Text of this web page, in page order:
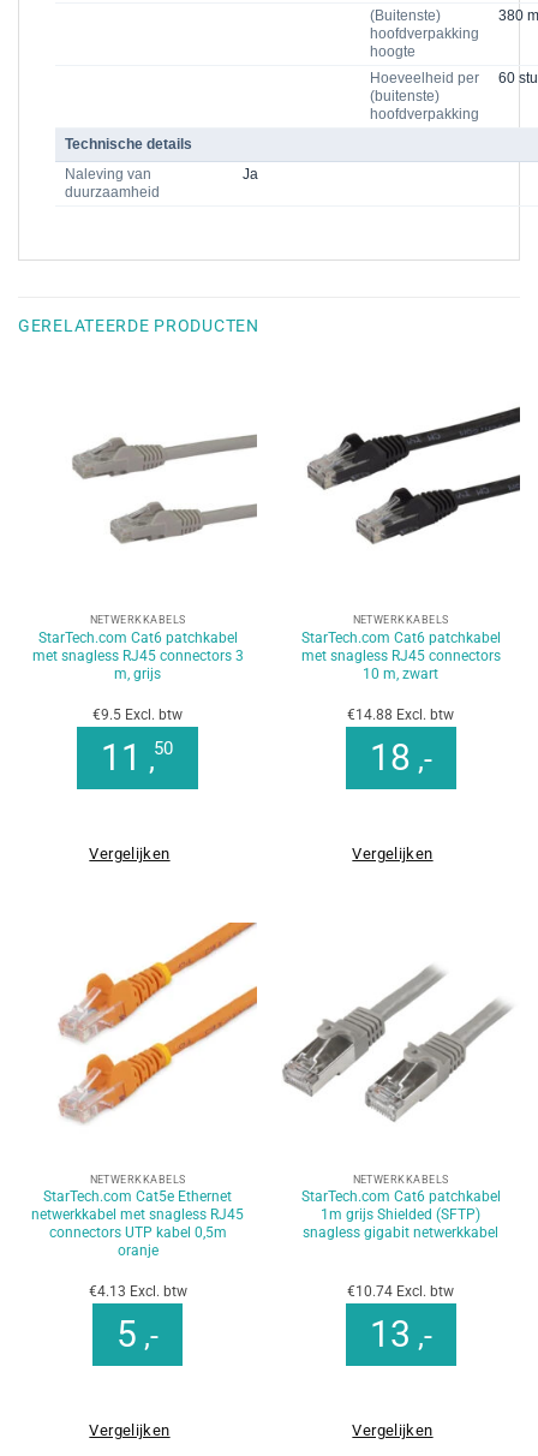
(Buitenste)
hoofdverpakking
hoogte
380
Hoeveelheid per
(buitenste)
hoofdverpakking
60
Technische details
Naleving van
duurzaamheid
Ja
GERELATEERDE PRODUCTEN
NETWERKKABELS
StarTech.com Cat6 patchkabel
met snagless RJ45 connectors 3
m, grijs
€9.5 Excl. btw
11 ,50
Vergelijken
NETWERKKABELS
StarTech.com Cat6 patchkabel
met snagless RJ45 connectors
10 m, zwart
€14.88 Excl. btw
18 ,-
Vergelijken
NETWERKKABELS
StarTech.com Cat5e Ethernet
netwerkkabel met snagless RJ45
connectors UTP kabel 0,5m
oranje
€4.13 Excl. btw
5 ,-
Vergelijken
NETWERKKABELS
StarTech.com Cat6 patchkabel
1m grijs Shielded (SFTP)
snagless gigabit netwerkkabel
€10.74 Excl. btw
13 ,-
Vergelijken